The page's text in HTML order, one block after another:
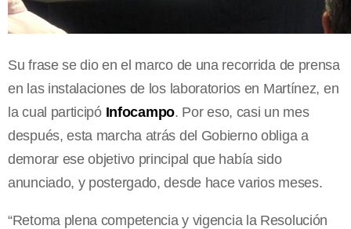
Su frase se dio en el marco de una recorrida de prensa
en las instalaciones de los laboratorios en Martínez, en
la cual participó Infocampo. Por eso, casi un mes
después, esta marcha atrás del Gobierno obliga a
demorar ese objetivo principal que había sido
anunciado, y postergado, desde hace varios meses.
“Retoma plena competencia y vigencia la Resolución